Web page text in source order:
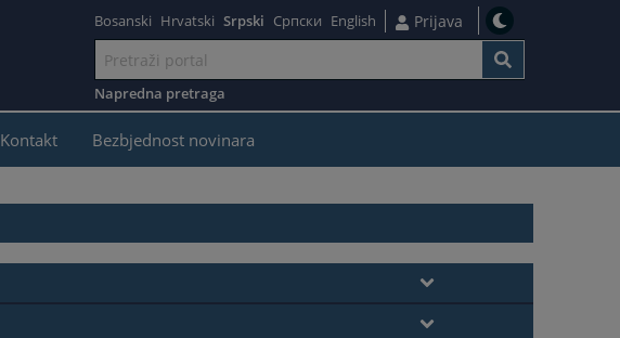
Bosanski Hrvatski Srpski Српски English Prijava
Napredna pretraga
Kontakt Bezbjednost novinara